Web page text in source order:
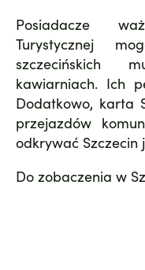
Posiadacze
Turystycznej
szczecińskich
kawiarniach. Ich
Dodatkowo, karta
przejazdów
odkrywać Szczecin
Do zobaczenia w